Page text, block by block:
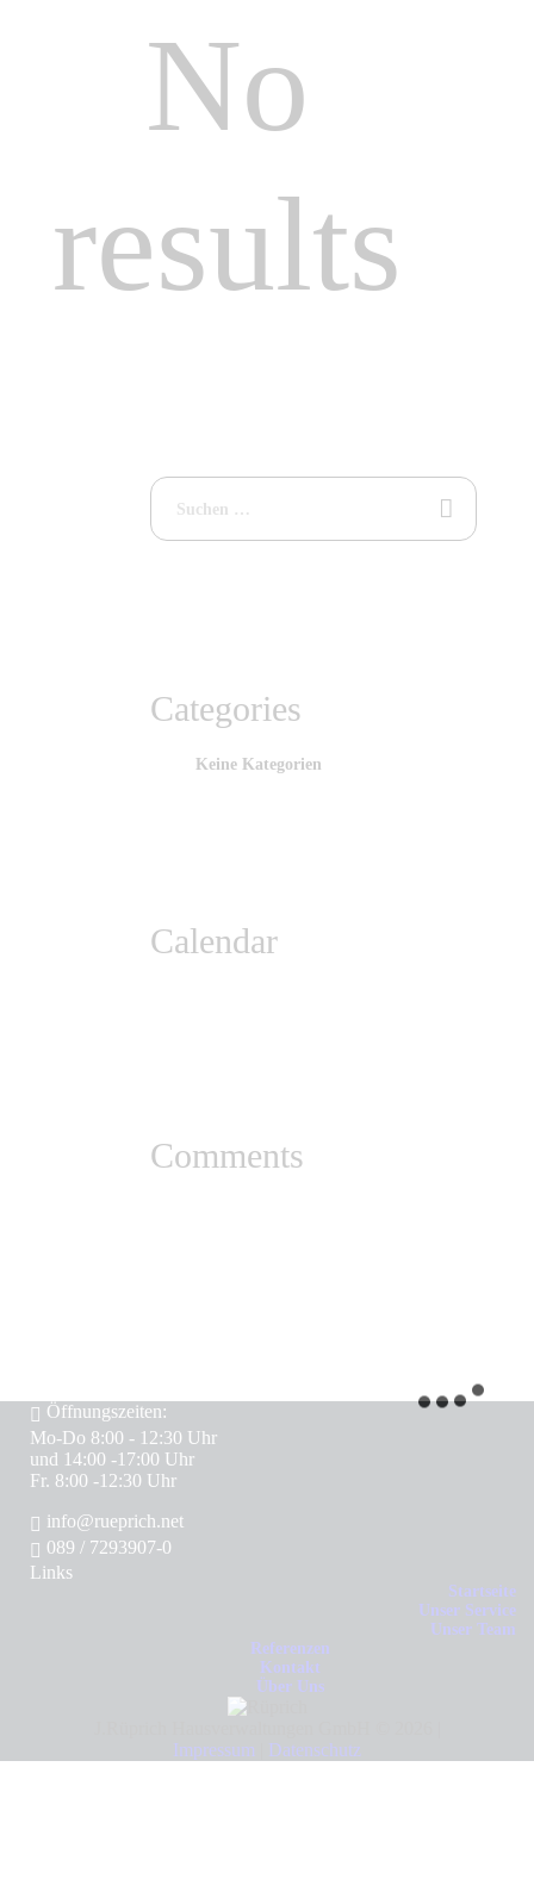
No
results
Categories
Keine Kategorien
Calendar
Comments
Öffnungszeiten:
Mo-Do 8:00 - 12:30 Uhr
und 14:00 -17:00 Uhr
Fr. 8:00 -12:30 Uhr
info@rueprich.net
089 / 7293907-0
Links
Startseite
Unser Service
Unser Team
Referenzen
Kontakt
Über Uns
Impressum
Datenschutz